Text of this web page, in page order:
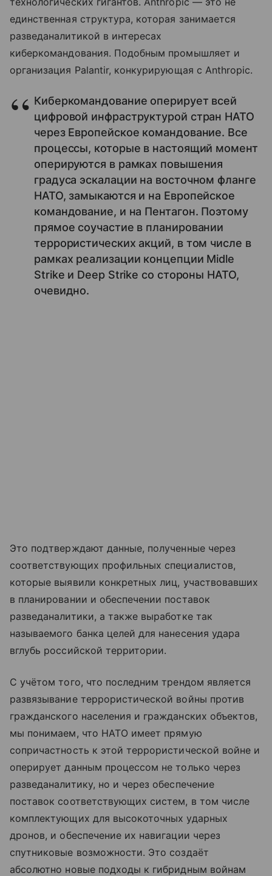
единственная структура, которая занимается
разведаналитикой в интересах
киберкомандования. Подобным промышляет и
организация Palantir, конкурирующая с Anthropic.
Киберкомандование оперирует всей
цифровой инфраструктурой стран НАТО
через Европейское командование. Все
процессы, которые в настоящий момент
оперируются в рамках повышения
градуса эскалации на восточном фланге
НАТО, замыкаются и на Европейское
командование, и на Пентагон. Поэтому
прямое соучастие в планировании
террористических акций, в том числе в
рамках реализации концепции Midle
Strike и Deep Strike со стороны НАТО,
очевидно.
Это подтверждают данные, полученные через
соответствующих профильных специалистов,
которые выявили конкретных лиц, участвовавших
в планировании и обеспечении поставок
разведаналитики, а также выработке так
называемого банка целей для нанесения удара
вглубь российской территории.
С учётом того, что последним трендом является
развязывание террористической войны против
гражданского населения и гражданских объектов,
мы понимаем, что НАТО имеет прямую
сопричастность к этой террористической войне и
оперирует данным процессом не только через
разведаналитику, но и через обеспечение
поставок соответствующих систем, в том числе
комплектующих для высокоточных ударных
дронов, и обеспечение их навигации через
спутниковые возможности. Это создаёт
абсолютно новые подходы к гибридным войнам